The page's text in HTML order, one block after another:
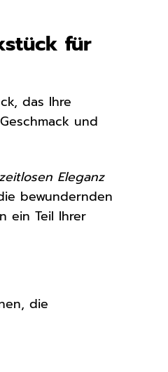
für
das Ihre
und
Eleganz
bewundernden
ein Teil Ihrer
die